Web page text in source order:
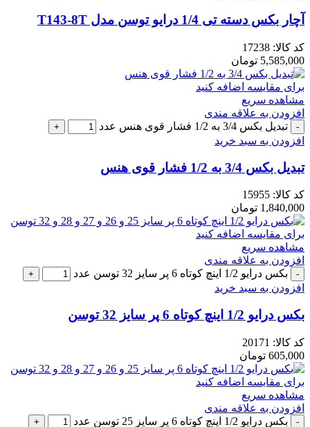
آچار بکس دسته تی 1/4 درایو توسن مدل T143-8T
کد کالا: 17238
5,585,000 تومان
برای مقایسه اضافه کنید
مشاهده سریع
افزودن به علاقه مندی
تبدیل بکس 3/4 به 1/2 فشار قوی هنس عدد
افزودن به سبد خرید
تبدیل بکس 3/4 به 1/2 فشار قوی هنس
کد کالا: 15955
1,840,000 تومان
برای مقایسه اضافه کنید
مشاهده سریع
افزودن به علاقه مندی
بکس درایو 1/2 اینچ کوتاه 6 پر سایز 32 توسن عدد
افزودن به سبد خرید
بکس درایو 1/2 اینچ کوتاه 6 پر سایز 32 توسن
کد کالا: 20171
605,000 تومان
برای مقایسه اضافه کنید
مشاهده سریع
افزودن به علاقه مندی
بکس درایو 1/2 اینچ کوتاه 6 پر سایز 25 توسن عدد